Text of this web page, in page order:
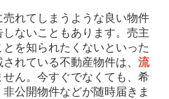
れてしまうような良い物件
ないこともあります。売主
を知られたくないといった
れている不動産物件は、 流
せん。今すぐでなくても、希
公開物件などが随時届きま